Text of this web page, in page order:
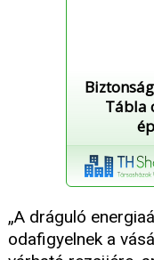
Tábla
„A dráguló
odafigyelnek a